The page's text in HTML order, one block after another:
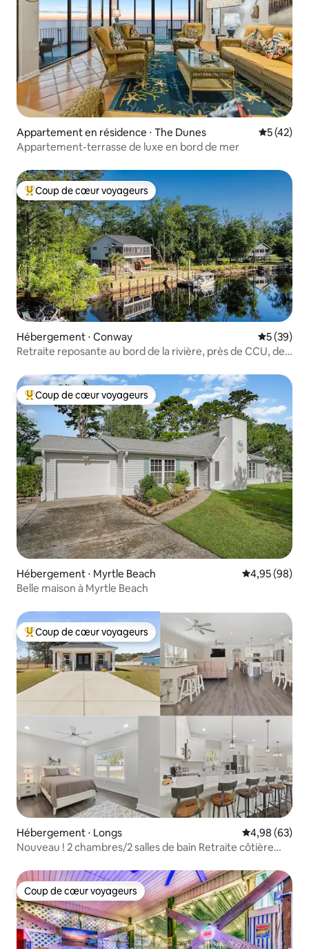
Appartement en résidence ⋅ The Dunes
5 (42)
Appartement-terrasse de luxe en bord de mer
Coups de cœur voyageurs les plus appréciés
Coup de cœur voyageurs
Hébergement ⋅ Conway
5 (39)
Retraite reposante au bord de la rivière, près de CCU, de
Coups de cœur voyageurs les plus appréciés
Coup de cœur voyageurs
Hébergement ⋅ Myrtle Beach Évaluation
4,95 (98)
Belle maison à Myrtle Beach
Coups de cœur voyageurs les plus appréciés
Coup de cœur voyageurs
Hébergement ⋅ Longs Évaluation
4,98 (63)
Nouveau ! 2 chambres/2 salles de bain Retraite côtière
Coup de cœur voyageurs
Coup de cœur voyageurs